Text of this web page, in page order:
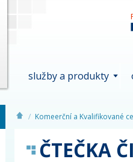
služby a produkty
Komeerční a Kvalifikované
ČTEČKA